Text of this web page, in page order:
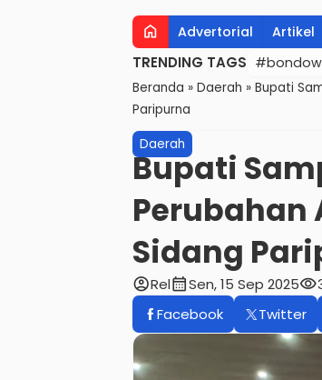
home Advertorial Artikel
TRENDING TAGS
Beranda » Daerah » Bupati
Paripurna
Daerah
Bupati
Perubahan
Sidang
account_circleRelcalendar_monthSen, 15 Sep 2025visibility
Facebook
Twitter